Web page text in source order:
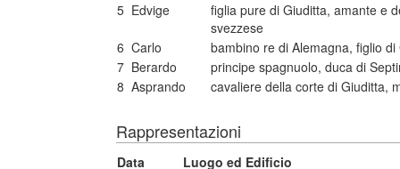
5 Edvige
figlia pure di Giuditta, amante e
svezzese
6 Carlo
bambino re di Alemagna, figlio
7 Berardo
principe spagnuolo, duca di
8 Asprando cavaliere della corte di Giuditta,
Rappresentazioni
Data
Luogo ed Edificio